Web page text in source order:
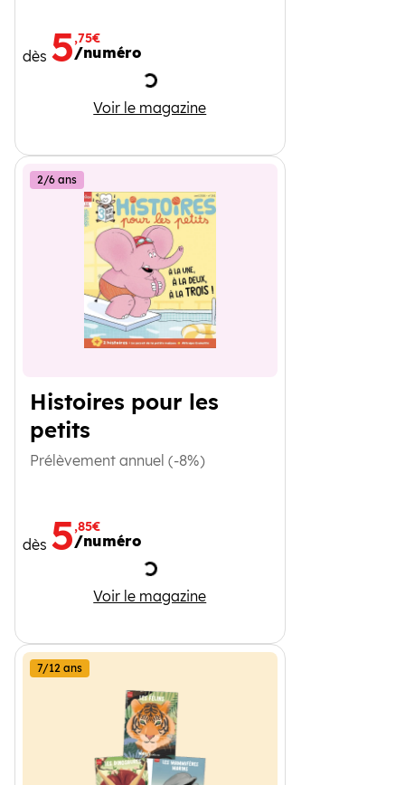
dès 5,75€
/numéro
Chargement
Voir le magazine
Toupie
Histoires pour les
petits
2/6 ans
Prélèvement annuel (-8%)
dès 5,85€
/numéro
Chargement
Voir le magazineHistoires pour les petits
7/12 ans